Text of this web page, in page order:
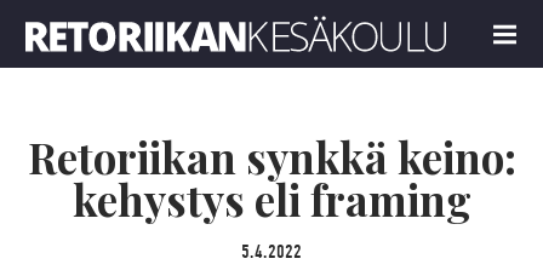
MENU
Retoriikan synkkä keino:
kehystys eli framing
5.4.2022